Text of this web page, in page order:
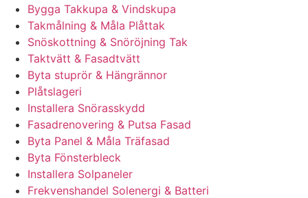
Bygga Takkupa & Vindskupa
Takmålning & Måla Plåttak
Snöskottning & Snöröjning Tak
Taktvätt & Fasadtvätt
Byta stuprör & Hängrännor
Plåtslageri
Installera Snörasskydd
Fasadrenovering & Putsa Fasad
Byta Panel & Måla Träfasad
Byta Fönsterbleck
Installera Solpaneler
Frekvenshandel Solenergi & Batteri